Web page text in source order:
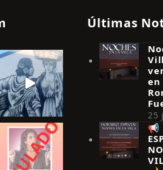
Últimas
en
25
📢